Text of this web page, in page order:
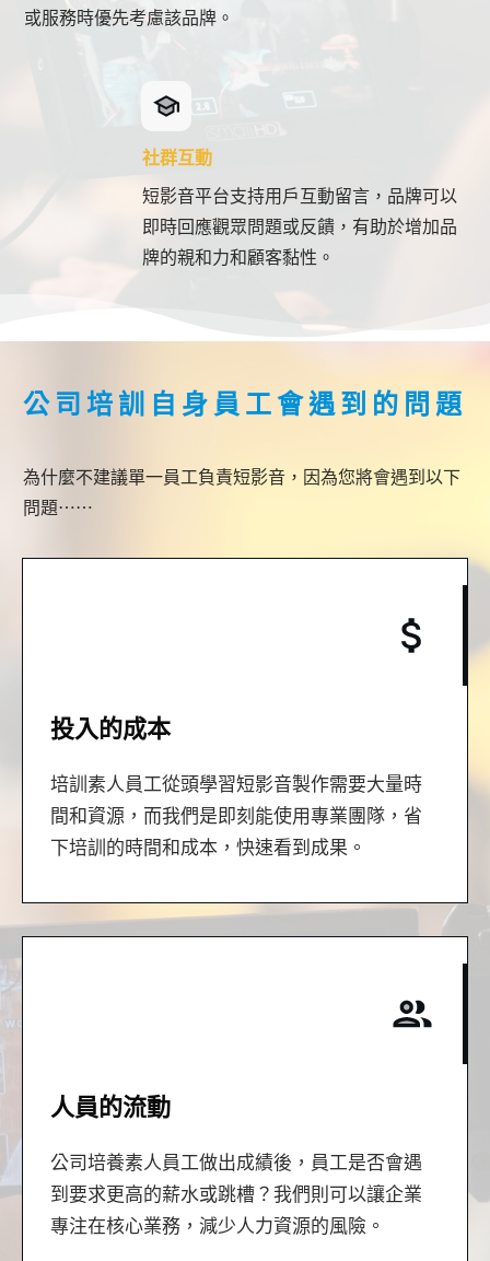
或服務時優先考慮該品牌。
社群互動
短影音平台支持用戶互動留言，品牌可以
即時回應觀眾問題或反饋，有助於增加品
牌的親和力和顧客黏性。
公司培訓自身員工會遇到的問題
為什麼不建議單一員工負責短影音，因為您將會遇到以下
問題⋯⋯
投入的成本
培訓素人員工從頭學習短影音製作需要大量時
間和資源，而我們是即刻能使用專業團隊，省
下培訓的時間和成本，快速看到成果。
人員的流動
公司培養素人員工做出成績後，員工是否會遇
到要求更高的薪水或跳槽？我們則可以讓企業
專注在核心業務，減少人力資源的風險。